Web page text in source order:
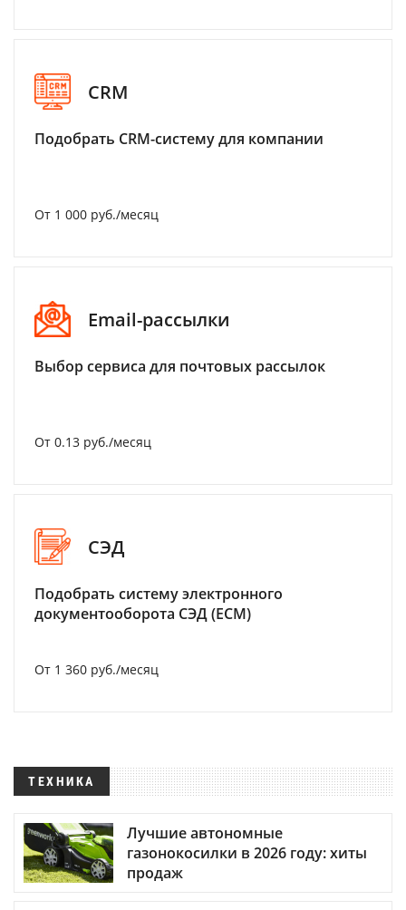
CRM
Подобрать CRM-систему для компании
От 1 000 руб./месяц
Email-рассылки
Выбор сервиса для почтовых рассылок
От 0.13 руб./месяц
СЭД
Подобрать систему электронного
документооборота СЭД (ECM)
От 1 360 руб./месяц
ТЕХНИКА
Лучшие автономные
газонокосилки в 2026 году: хиты
продаж